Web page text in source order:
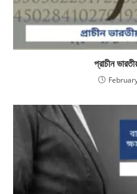
প্রাচীন